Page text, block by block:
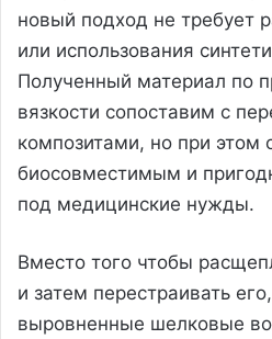
новый подход не требует
или использования
Полученный материал по
вязкости сопоставим с
композитами, но при этом
биосовместимым и
под медицинские нужды.
Вместо того чтобы
и затем перестраивать
выровненные шелковые